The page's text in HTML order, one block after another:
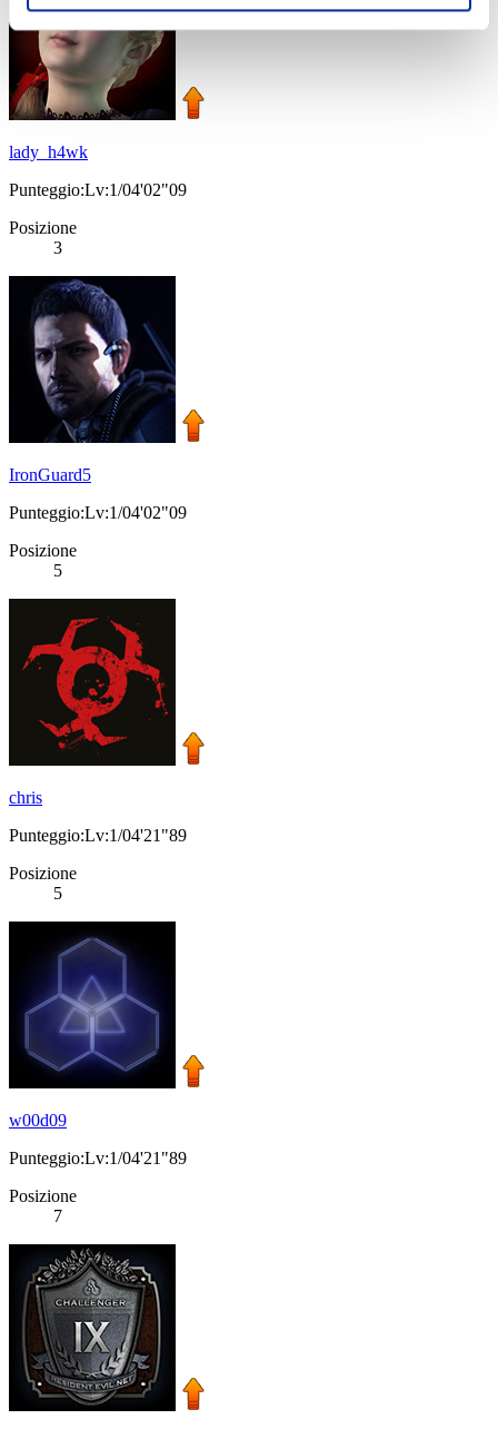
lady_h4wk
Punteggio:Lv:1/04'02"09
Posizione
3
IronGuard5
Punteggio:Lv:1/04'02"09
Posizione
5
chris
Punteggio:Lv:1/04'21"89
Posizione
5
w00d09
Punteggio:Lv:1/04'21"89
Posizione
7